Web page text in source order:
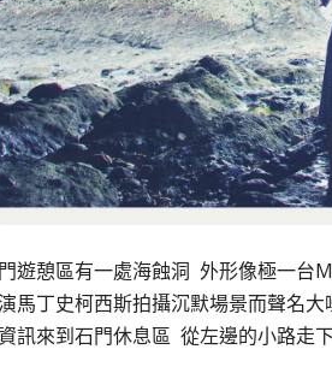
遊憩區有一處海蝕洞 外形像極一台
馬丁史柯西斯拍攝沉默場景而聲名大
訊來到石門休息區 從左邊的小路走